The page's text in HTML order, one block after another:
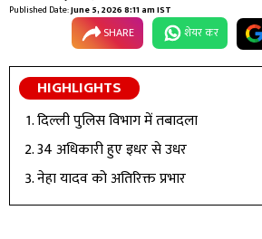
Published Date:June 5, 2026 8:11 am IST
SHARE शेयर कर
HIGHLIGHTS
दिल्ली पुलिस विभाग में तबादला
34 अधिकारी हुए इधर से उधर
नेहा यादव को अतिरिक्त प्रभार